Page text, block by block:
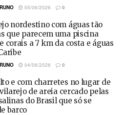
05/06/2026 0
nordestino com águas tão
que parecem uma piscina
corais a 7 km da costa e águas
04/06/2026 0
e com charretes no lugar de
de areia cercado pelas
do Brasil que só se
barco